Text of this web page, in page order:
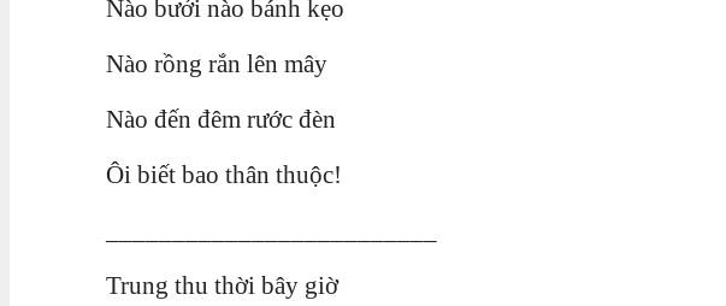
Nào bưởi nào bánh kẹo
Nào rồng rắn lên mây
Nào đến đêm rước đèn
Ôi biết bao thân thuộc!
Trung thu thời bây giờ